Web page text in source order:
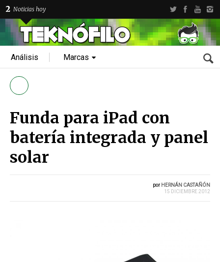
2 Noticias hoy
Análisis Marcas
Funda para iPad con
batería integrada y panel
solar
por HERNÁN CASTAÑÓN
15 DICIEMBRE 2012